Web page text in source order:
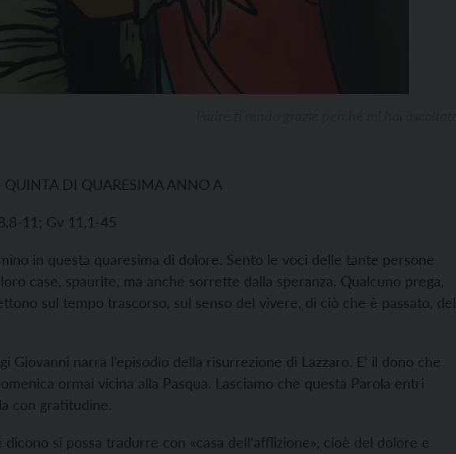
DI QUARESIMA ANNO A
11; Gv 11,1-45
in questa quaresima di dolore. Sento le voci delle tante persone
case, spaurite, ma anche sorrette dalla speranza. Qualcuno prega,
sul tempo trascorso, sul senso del vivere, di ciò che è passato, del
Giovanni narra l’episodio della risurrezione di Lazzaro. E’ il dono che
ormai vicina alla Pasqua. Lasciamo che questa Parola entri
con gratitudine.
dicono si possa tradurre con «casa dell’afflizione», cioè del dolore e